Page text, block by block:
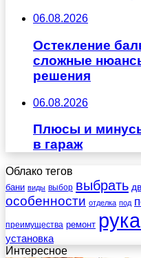
06.08.2026
Остекление
сложные
решения
06.08.2026
Плюсы и
в гараж
Облако тегов
бани виды выбор выбрать
особенности отделка под
преимущества ремонт
установка
Интересное